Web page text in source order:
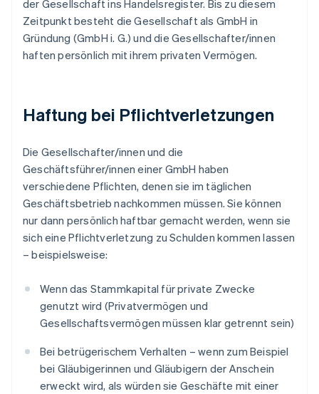
der Gesellschaft ins Handelsregister. Bis zu diesem
Zeitpunkt besteht die Gesellschaft als GmbH in
Gründung (GmbH i. G.) und die Gesellschafter/innen
haften persönlich mit ihrem privaten Vermögen.
Haftung bei Pflichtverletzungen
Die Gesellschafter/innen und die
Geschäftsführer/innen einer GmbH haben
verschiedene Pflichten, denen sie im täglichen
Geschäftsbetrieb nachkommen müssen. Sie können
nur dann persönlich haftbar gemacht werden, wenn sie
sich eine Pflichtverletzung zu Schulden kommen lassen
– beispielsweise:
Wenn das Stammkapital für private Zwecke
genutzt wird (Privatvermögen und
Gesellschaftsvermögen müssen klar getrennt sein)
Bei betrügerischem Verhalten – wenn zum Beispiel
bei Gläubigerinnen und Gläubigern der Anschein
erweckt wird, als würden sie Geschäfte mit einer